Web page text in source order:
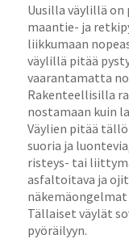
Uusilla väylillä
maantie- ja
liikkumaan
väylillä pitää
vaarantamatta
Rakenteellisilla
nostamaan kuin
Väylien pitää
suoria ja
risteys- tai
asfaltoitava ja
Tällaiset väylät
pyöräilyyn.